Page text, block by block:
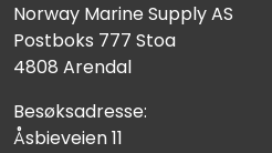
Norway Marine Supply AS
Postboks 777 Stoa
4808 Arendal
Besøksadresse:
Åsbieveien 11